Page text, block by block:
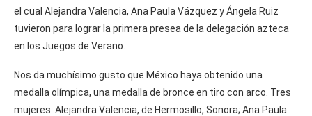
el cual Alejandra Valencia, Ana Paula Vázquez y Ángela Ruiz
tuvieron para lograr la primera presea de la delegación azteca
en los Juegos de Verano.
Nos da muchísimo gusto que México haya obtenido una
medalla olímpica, una medalla de bronce en tiro con arco. Tres
mujeres: Alejandra Valencia, de Hermosillo, Sonora; Ana Paula